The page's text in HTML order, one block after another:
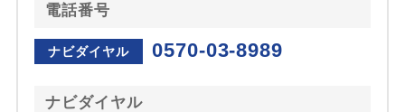
電話番号
ナビダイヤル 0570-03-8989
ナビダイヤル